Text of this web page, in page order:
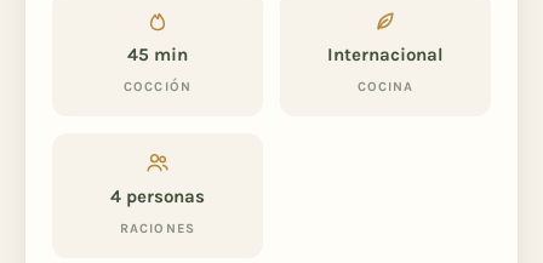
45 min
COCCIÓN
Internacional
COCINA
4 personas
RACIONES